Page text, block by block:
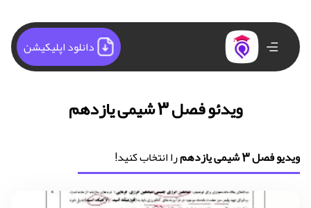
دانلود اپلیکیشن
ویدئو فصل 3 شیمی یازدهم
ویدیو فصل 3 شیمی یازدهم را انتخاب کنید!